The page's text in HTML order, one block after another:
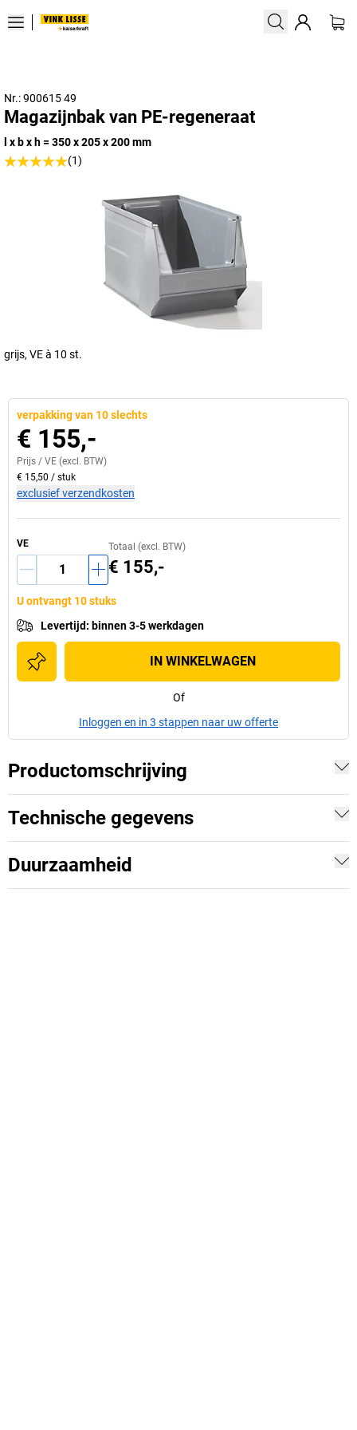
Nr.: 900615 49
Magazijnbak van PE-regeneraat
l x b x h = 350 x 205 x 200 mm
(1)
grijs, VE à 10 st.
verpakking van 10 slechts
€ 155,-
Prijs / VE (excl. BTW)
€ 15,50 / stuk
exclusief verzendkosten
VE Totaal (excl. BTW)
€ 155,-
U ontvangt 10 stuks
Levertijd: binnen 3-5 werkdagen
IN WINKELWAGEN
Of
Inloggen en in 3 stappen naar uw offerte
Productomschrijving
Technische gegevens
Duurzaamheid